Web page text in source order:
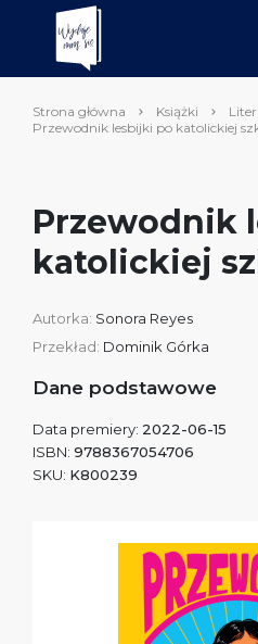
Strona główna Książki
Przewodnik lesbijki po katolickiej
Przewodnik
katolickiej
Autorka: Sonora Reyes
Przekład: Dominik Górka
Dane podstawowe
Data premiery: 2022-06-15
ISBN: 9788367054706
SKU: K800239